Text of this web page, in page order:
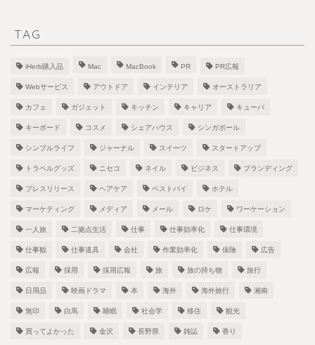
TAG
iHerb購入品 Mac MacBook PR PR広報
Webサービス アウトドア インテリア オーストラリア
カフェ ガジェット キッチン キャリア キューバ
キーボード コスメ シェアハウス シンガポール
シンプルライフ ジャーナル スイーツ スタートアップ
トラベルグッズ ニセコ ネイル ビジネス ブランディング
プレスリリース ヘアケア ベストバイ ホテル
マーケティング メディア メール ロケ ワーケーション
一人旅 二拠点生活 仕事 仕事効率化 仕事環境
仕事観 仕事道具 会社 作業効率化 保険 広告
広報 採用 採用広報 旅 旅の持ち物 旅行
日用品 映画ドラマ 本 海外 海外旅行 湘南
無印 白馬 睡眠 社会学 移住 観光
買ってよかった 金沢 長野県 雑誌 香り